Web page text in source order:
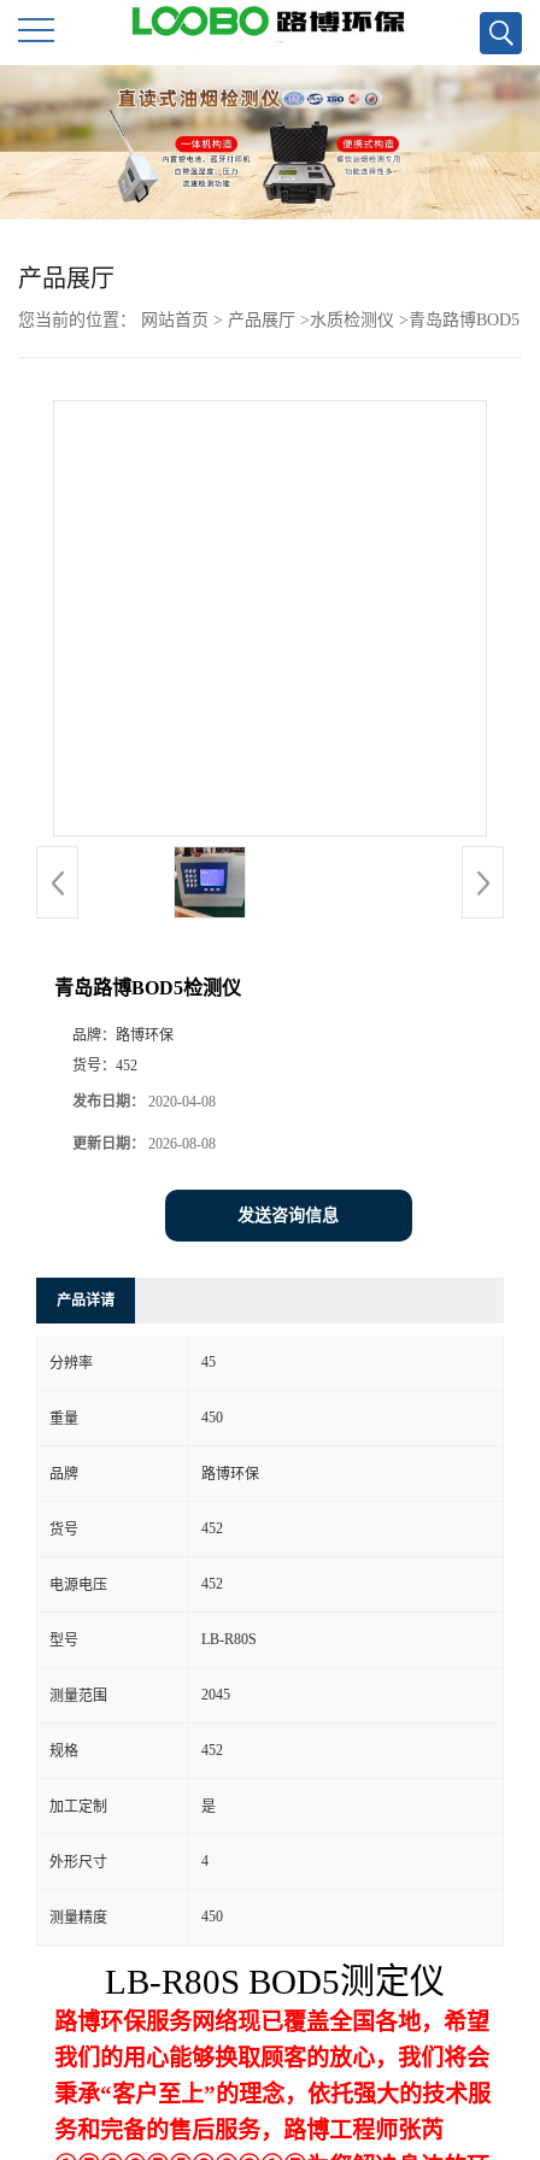
公
司
首
页
公
品
联
系
方
式
产品展厅
您当前的位置： 网站首页 > 产品展厅 >水质检测仪 >青岛路博BOD5
青岛路博BOD5检测仪
品牌： 路博环保
货号： 452
发布日期： 2020-04-08
更新日期： 2026-08-08
发送咨询信息
产品详请
分辨率 45
重量 450
品牌 路博环保
货号 452
电源电压 452
型号 LB-R80S
测量范围 2045
规格 452
加工定制 是
外形尺寸 4
测量精度 450
LB-R80S BOD5测定仪
路博环保服务网络现已覆盖全国各地，希望
我们的用心能够换取顾客的放心，我们将会
秉承“客户至上”的理念，依托强大的技术服
务和完备的售后服务，路博工程师张芮